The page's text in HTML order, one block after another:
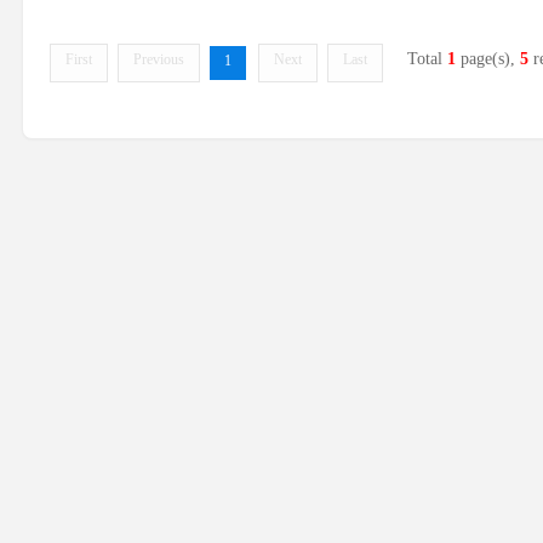
First Previous 1 Next Last Total 1 page(s), 5